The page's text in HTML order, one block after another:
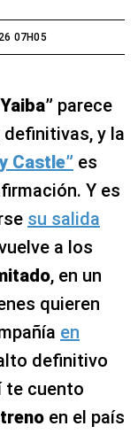
07H05
parece
y la
Castle” es
Y es
su salida
a los
, en un
quieren
en
definitivo
te cuento
en el país